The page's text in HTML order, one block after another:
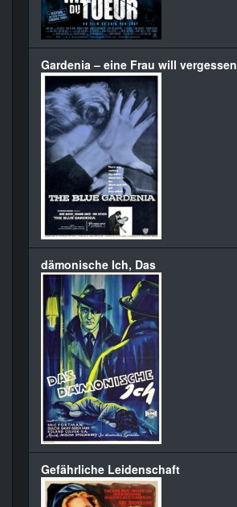
Gardenia – eine Frau will vergessen
dämonische Ich, Das
Gefährliche Leidenschaft